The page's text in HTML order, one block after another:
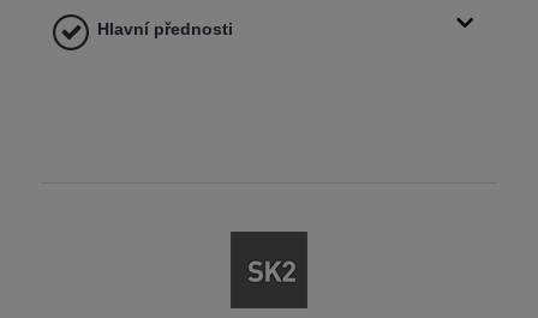
Hlavní přednosti